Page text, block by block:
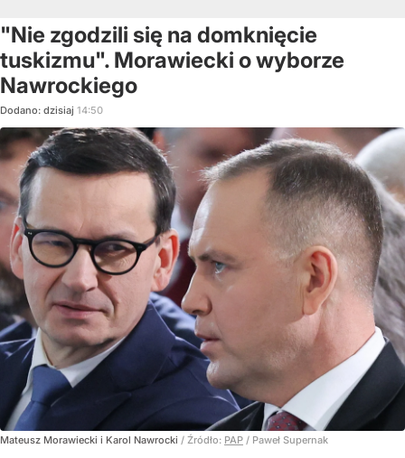
"Nie zgodzili się na domknięcie
tuskizmu". Morawiecki o wyborze
Nawrockiego
Dodano: dzisiaj 14:50
Mateusz Morawiecki i Karol Nawrocki / Źródło: PAP / Paweł Supernak